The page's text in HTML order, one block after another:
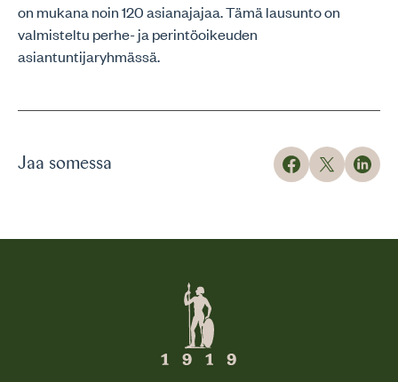
on mukana noin 120 asianajajaa. Tämä lausunto on
valmisteltu perhe- ja perintöoikeuden
asiantuntijaryhmässä.
Jaa somessa